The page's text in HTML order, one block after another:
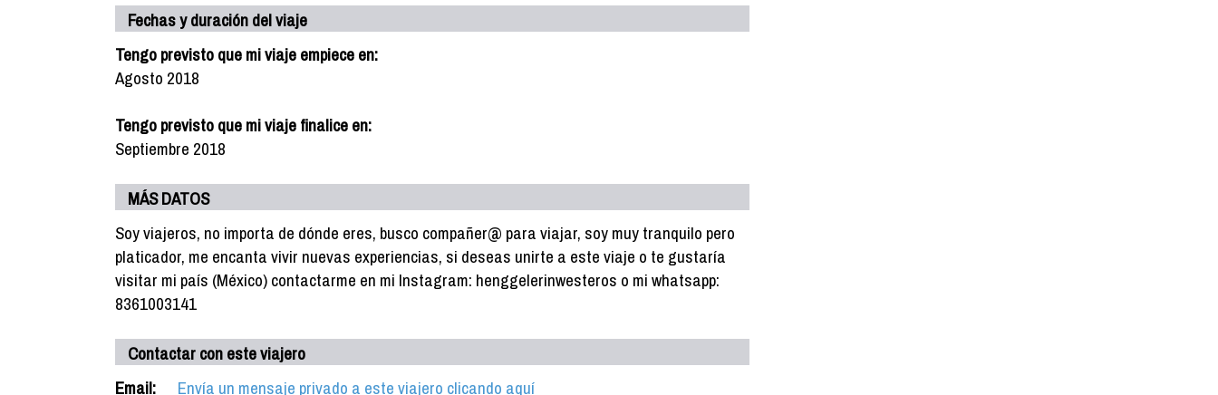
Fechas y duración del viaje
Tengo previsto que mi viaje empiece en:
Agosto 2018
Tengo previsto que mi viaje finalice en:
Septiembre 2018
MÁS DATOS
Soy viajeros, no importa de dónde eres, busco compañer@ para viajar, soy muy tranquilo pero
platicador, me encanta vivir nuevas experiencias, si deseas unirte a este viaje o te gustaría
visitar mi país (México) contactarme en mi Instagram: henggelerinwesteros o mi whatsapp:
8361003141
Contactar con este viajero
Email:
Envía un mensaje privado a este viajero clicando aquí